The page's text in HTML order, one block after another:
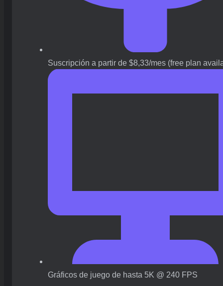
Suscripción a partir de $8,33/mes (free plan
Gráficos de juego de hasta 5K @ 240 FPS